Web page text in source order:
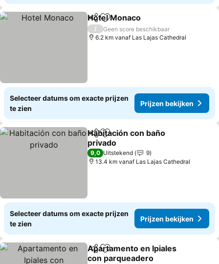
DelenToevoegen aan favorieten
Hotel Monaco
/
Geen score beschikbaar
6.2 km vanaf Las Lajas Cathedral
Selecteer datums om exacte prijzen
te zien
Prijzen bekijken
DelenToevoegen aan favorieten
Habitación con baño
privado
9,0 Uitstekend
9
13.4 km vanaf Las Lajas Cathedral
Selecteer datums om exacte prijzen
te zien
Prijzen bekijken
DelenToevoegen aan favorieten
Apartamento en Ipiales
con parqueadero